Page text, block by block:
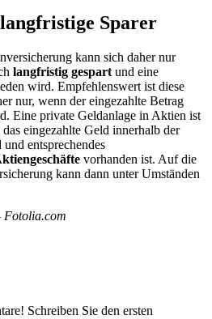
Sparer
kann sich daher nur
langfristig gespart und eine
wird. Empfehlenswert ist diese
nur, wenn der eingezahlte Betrag
Eine private Geldanlage in Aktien ist
eingezahlte Geld innerhalb der
entsprechendes
vorhanden ist. Auf die
kann dann unter Umständen
Fotolia.com
Schreiben Sie den ersten